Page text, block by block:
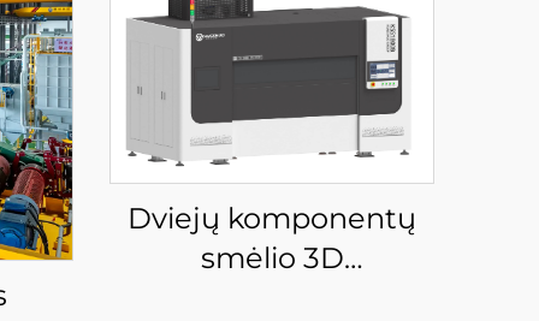
Dviejų komponentų
smėlio 3D